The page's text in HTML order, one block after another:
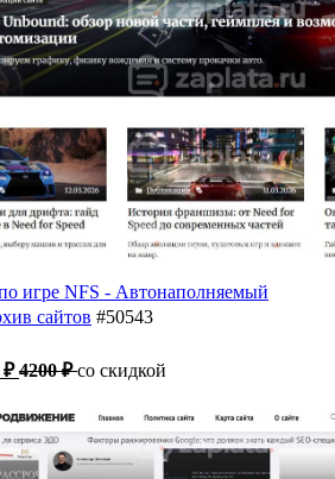
игре NFS - Автонаполняемый
сайтов #50543
₽ 4200₽ со скидкой